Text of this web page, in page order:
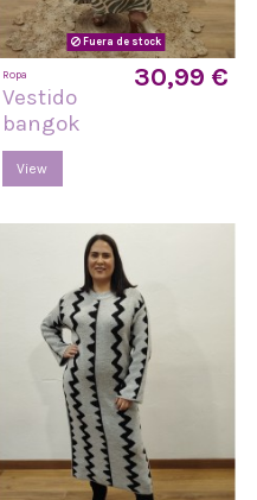
Fuera de stock
Ropa
Vestido
bangok
30,99 €
View